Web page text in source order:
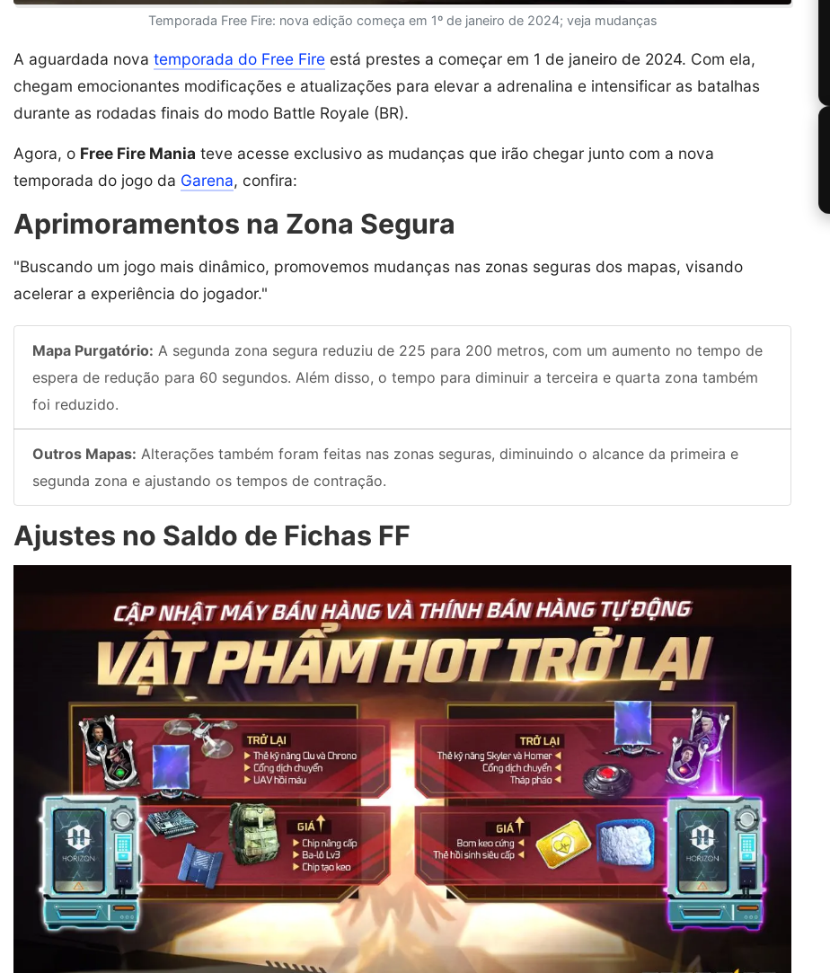
Temporada Free Fire: nova edição começa em 1º de janeiro de 2024; veja mudanças
A aguardada nova temporada do Free Fire está prestes a começar em 1 de janeiro de 2024. Com ela,
chegam emocionantes modificações e atualizações para elevar a adrenalina e intensificar as batalhas
durante as rodadas finais do modo Battle Royale (BR).
Agora, o Free Fire Mania teve acesse exclusivo as mudanças que irão chegar junto com a nova
temporada do jogo da Garena, confira:
Aprimoramentos na Zona Segura
"Buscando um jogo mais dinâmico, promovemos mudanças nas zonas seguras dos mapas, visando
acelerar a experiência do jogador."
Mapa Purgatório: A segunda zona segura reduziu de 225 para 200 metros, com um aumento no tempo de
espera de redução para 60 segundos. Além disso, o tempo para diminuir a terceira e quarta zona também
foi reduzido.
Outros Mapas: Alterações também foram feitas nas zonas seguras, diminuindo o alcance da primeira e
segunda zona e ajustando os tempos de contração.
Ajustes no Saldo de Fichas FF